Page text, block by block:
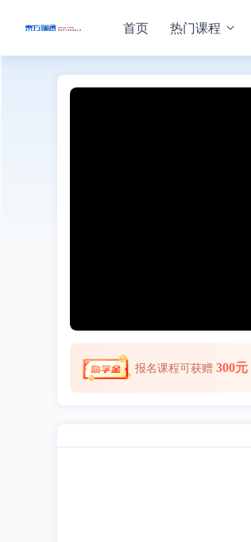
首页 热门课程
报名课程可获赠300元